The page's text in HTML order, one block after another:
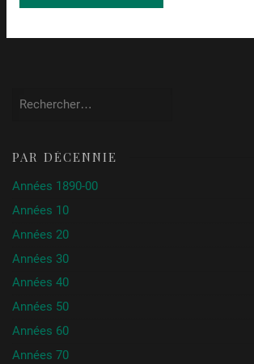
PAR DÉCENNIE
Années 1890-00
Années 10
Années 20
Années 30
Années 40
Années 50
Années 60
Années 70